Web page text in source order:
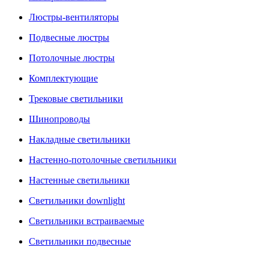
Люстры-вентиляторы
Подвесные люстры
Потолочные люстры
Комплектующие
Трековые светильники
Шинопроводы
Накладные светильники
Настенно-потолочные светильники
Настенные светильники
Светильники downlight
Светильники встраиваемые
Светильники подвесные